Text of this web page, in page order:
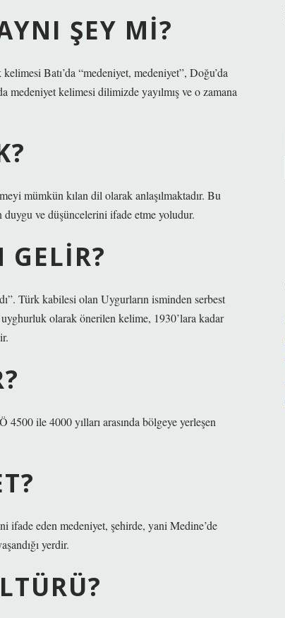
ŞEY MI?
Batı’da “medeniyet, medeniyet”, Doğu’da
medeniyet kelimesi dilimizde yayılmış ve o zamana
mümkün kılan dil olarak anlaşılmaktadır. Bu
ve düşüncelerini ifade etme yoludur.
GELIR?
Türk kabilesi olan Uygurların isminden serbest
olarak önerilen kelime, 1930’lara kadar
4500 ile 4000 yılları arasında bölgeye yerleşen
ifade eden medeniyet, şehirde, yani Medine’de
yerdir.